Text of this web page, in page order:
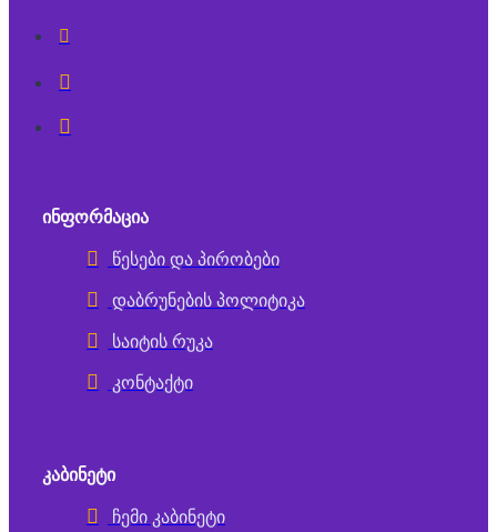
ᲘᲜᲤᲝᲠᲛᲐᲪᲘᲐ
წესები და პირობები
დაბრუნების პოლიტიკა
საიტის რუკა
კონტაქტი
ᲙᲐᲑᲘᲜᲔᲢᲘ
ჩემი კაბინეტი